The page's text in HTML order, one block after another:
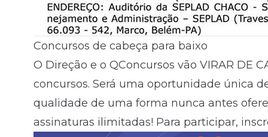
Concursos de cabeça para baixo
O Direção e o QConcursos vão VIRAR DE
concursos. Será uma oportunidade única
qualidade de uma forma nunca antes
assinaturas ilimitadas! Para participar,